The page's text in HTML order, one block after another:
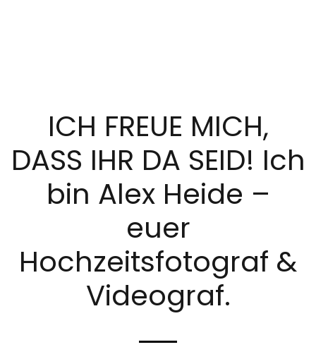
ICH FREUE MICH,
DASS IHR DA SEID! Ich
bin Alex Heide –
euer
Hochzeitsfotograf &
Videograf.